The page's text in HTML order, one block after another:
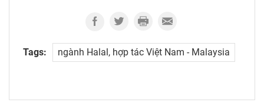
Tags: ngành Halal, hợp tác Việt Nam - Malaysia